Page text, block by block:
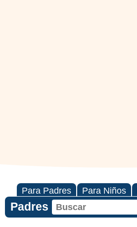
Para Padres Para Niños
Padres